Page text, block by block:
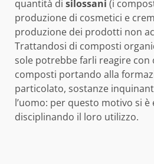
quantità di silossani (i
produzione di cosmetici e
produzione dei prodotti non
Trattandosi di composti
sole potrebbe farli reagire con
composti portando alla
particolato, sostanze
l’uomo: per questo motivo si è
disciplinando il loro utilizzo.